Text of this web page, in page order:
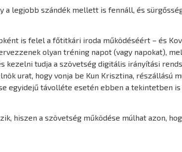
a legjobb szándék mellett is fennáll, és
is felel a főtitkári iroda működéséért – és
olyan tréning napot (vagy napokat),
kezelni tudja a szövetség digitális irányítási
urat, hogy vonja be Kun Krisztina, részállású
egyidejű távolléte esetén ebben a tekintetben is
hiszen a szövetség működése múlhat azon,